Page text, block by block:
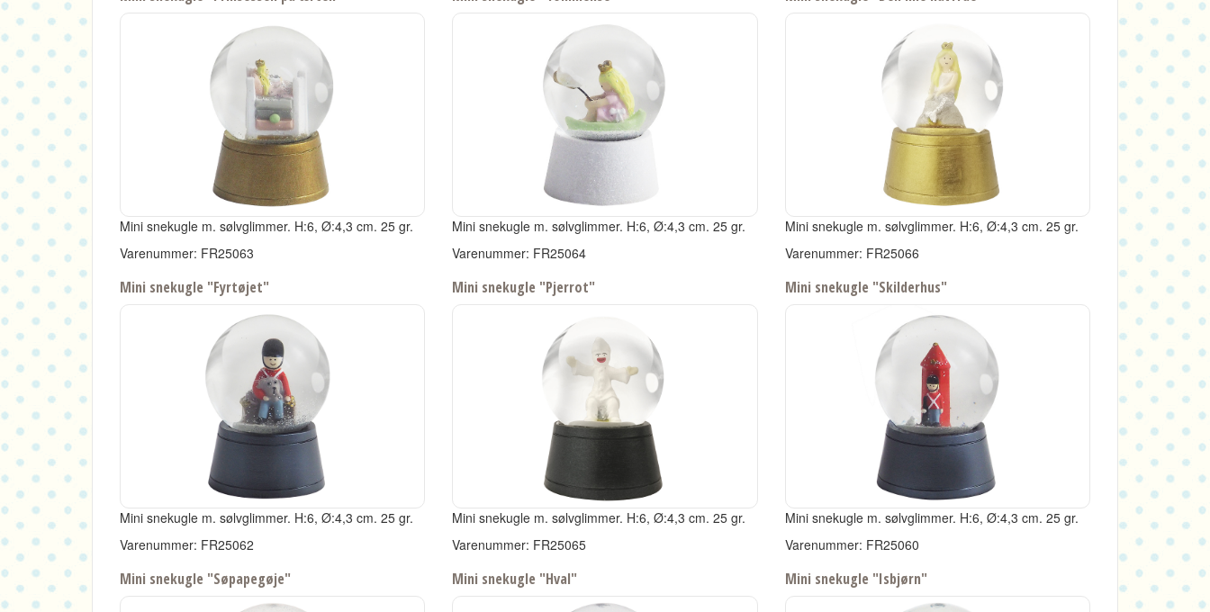
Mini snekugle m. sølvglimmer. H:6, Ø:4,3 cm. 25 gr.
Varenummer: FR25063
Mini snekugle m. sølvglimmer. H:6, Ø:4,3 cm.25 gr.
Varenummer: FR25064
Mini snekugle m. sølvglimmer. H:6, Ø:4,3 cm. 25 gr.
Varenummer: FR25066
Mini snekugle "Fyrtøjet"
Mini snekugle m. sølvglimmer. H:6, Ø:4,3 cm. 25 gr.
Varenummer: FR25062
Mini snekugle "Pjerrot"
Mini snekugle m. sølvglimmer. H:6, Ø:4,3 cm.25 gr.
Varenummer: FR25065
Mini snekugle "Skilderhus"
Mini snekugle m. sølvglimmer. H:6, Ø:4,3 cm. 25 gr.
Varenummer: FR25060
Mini snekugle "Søpapegøje" Mini snekugle "Hval" Mini snekugle "Isbjørn"